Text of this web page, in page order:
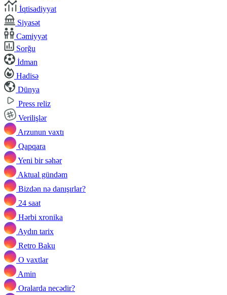
İqtisadiyyat
Siyasət
Cəmiyyət
Sorğu
İdman
Hadisə
Dünya
Press reliz
Verilişlər
Arzunun vaxtı
Qapqara
Yeni bir səhər
Aktual gündəm
Bizdən nə danışırlar?
24 saat
Hərbi xronika
Aydın tarix
Retro Baku
O vaxtlar
Amin
Oralarda necədir?